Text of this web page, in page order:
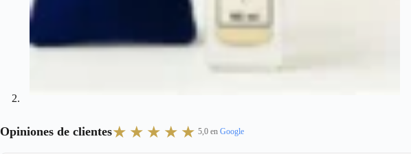
Opiniones de clientes★★★★★ 5,0 en Google